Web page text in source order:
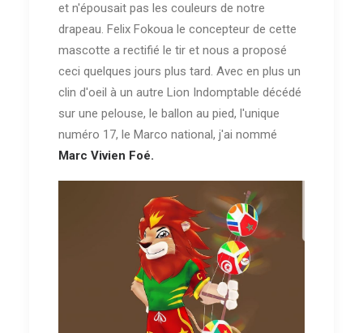
et n'épousait pas les couleurs de notre
drapeau. Felix Fokoua le concepteur de cette
mascotte a rectifié le tir et nous a proposé
ceci quelques jours plus tard. Avec en plus un
clin d'oeil à un autre Lion Indomptable décédé
sur une pelouse, le ballon au pied, l'unique
numéro 17, le Marco national, j'ai nommé
Marc Vivien Foé.